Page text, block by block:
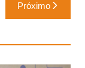
Próximo